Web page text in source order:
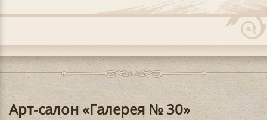
Арт-салон «Галерея № 30»